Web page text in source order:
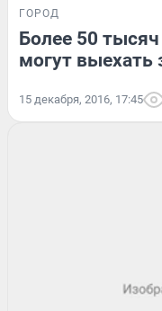
ГОРОД
Более 50
могут выехать
15 декабря, 2016, 17:45